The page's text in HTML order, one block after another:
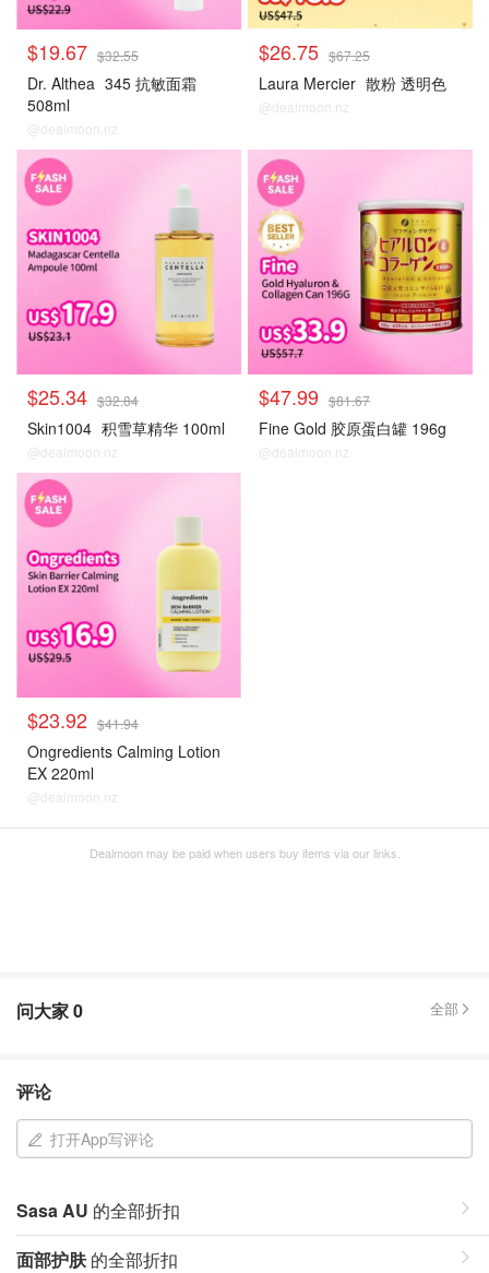
$19.67 $32.55
Dr. Althea 345 抗敏面霜
508ml
@dealmoon.nz
$26.75 $67.25
Laura Mercier 散粉 透明色
@dealmoon.nz
大牌秒杀
$25.34 $32.84
Skin1004 积雪草精华 100ml
@dealmoon.nz
大牌秒杀
$47.99 $81.67
Fine Gold 胶原蛋白罐 196g
@dealmoon.nz
大牌秒杀
$23.92 $41.94
Ongredients Calming Lotion
EX 220ml
@dealmoon.nz
Dealmoon may be paid when users buy items via our links.
问大家0 全部
评论
打开App写评论
Sasa AU 的全部折扣
面部护肤的全部折扣